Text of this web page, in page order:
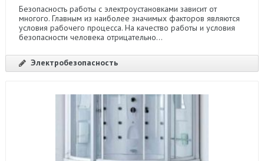
Безопасность работы с электроустановками зависит от
многого. Главным из наиболее значимых факторов являются
условия рабочего процесса. На качество работы и условия
безопасности человека отрицательно...
Электробезопасность